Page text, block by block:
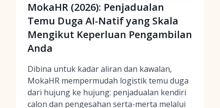
MokaHR (2026): Penjadualan
Temu Duga AI-Natif yang Skala
Mengikut Keperluan Pengambilan
Anda
Dibina untuk kadar aliran dan kawalan,
MokaHR mempermudah logistik temu duga
dari hujung ke hujung: penjadualan kendiri
calon dan pengesahan serta-merta melalui